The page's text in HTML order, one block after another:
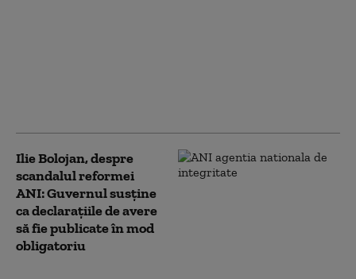
Ilie Bolojan, despre
scandalul reformei
ANI: Guvernul susține
ca declaraţiile de avere
să fie publicate în mod
obligatoriu